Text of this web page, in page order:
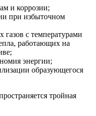
и коррозии;
при избыточном
с температурами
работающих на
энергии;
образующегося
тройная